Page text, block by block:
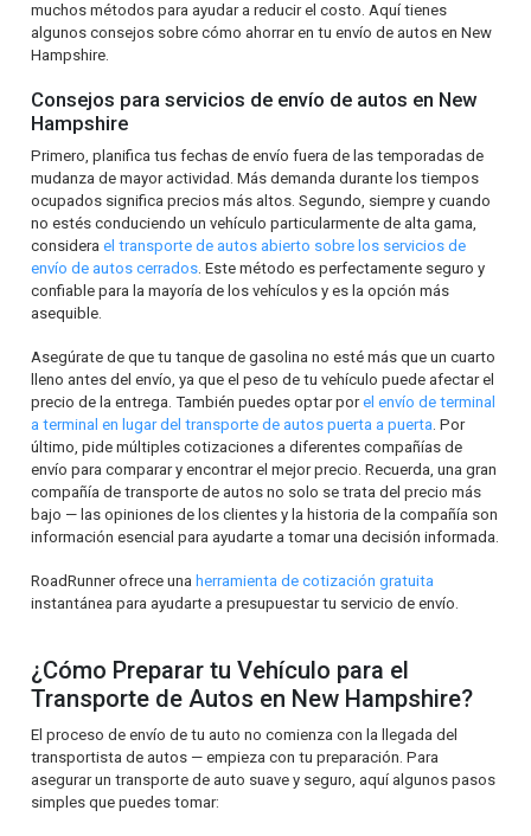
muchos métodos para ayudar a reducir el costo. Aquí tienes
algunos consejos sobre cómo ahorrar en tu envío de autos en New
Hampshire.
Consejos para servicios de envío de autos en New
Hampshire
Primero, planifica tus fechas de envío fuera de las temporadas de
mudanza de mayor actividad. Más demanda durante los tiempos
ocupados significa precios más altos. Segundo, siempre y cuando
no estés conduciendo un vehículo particularmente de alta gama,
considerael transporte de autos abierto sobre los servicios de
envío de autos cerrados. Este método es perfectamente seguro y
confiable para la mayoría de los vehículos y es la opción más
asequible.
Asegúrate de que tu tanque de gasolina no esté más que un cuarto
lleno antes del envío, ya que el peso de tu vehículo puede afectar el
precio de la entrega. También puedes optar porel envío de terminal
a terminal en lugar del transporte de autos puerta a puerta. Por
último, pide múltiples cotizaciones a diferentes compañías de
envío para comparar y encontrar el mejor precio. Recuerda, una gran
compañía de transporte de autos no solo se trata del precio más
bajo — las opiniones de los clientes y la historia de la compañía son
información esencial para ayudarte a tomar una decisión informada.
RoadRunner ofrece unaherramienta de cotización gratuita
instantánea para ayudarte a presupuestar tu servicio de envío.
¿Cómo Preparar tu Vehículo para el
Transporte de Autos en New Hampshire?
El proceso de envío de tu auto no comienza con la llegada del
transportista de autos — empieza con tu preparación. Para
asegurar un transporte de auto suave y seguro, aquí algunos pasos
simples que puedes tomar: